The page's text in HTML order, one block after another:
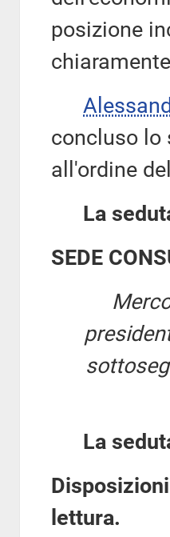
posizione
concluso lo
all'ordine
La
SEDE
La
lettura.